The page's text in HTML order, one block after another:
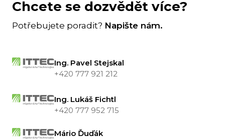
Chcete se dozvědět více?
Potřebujete poradit? Napište nám.
Ing. Pavel Stejskal
+420 777 921 212
Ing. Lukáš Fichtl
+420 777 952 715
Mário Ďuďák